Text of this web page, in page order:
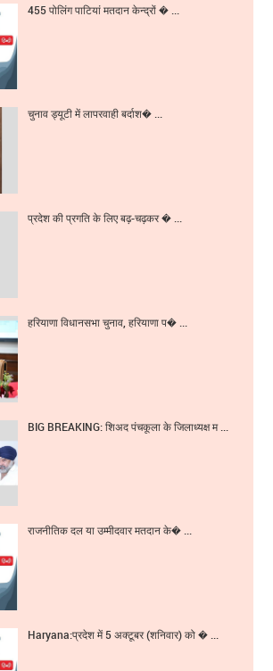
455 पोलिंग पाटियां मतदान केन्द्रों � ...
चुनाव ड्यूटी में लापरवाही बर्दाश� ...
प्रदेश की प्रगति के लिए बढ़-चढ़कर � ...
हरियाणा विधानसभा चुनाव, हरियाणा प� ...
BIG BREAKING: शिअद पंचकूला के जिलाध्यक्ष म ...
राजनीतिक दल या उम्मीदवार मतदान के� ...
Haryana:प्रदेश में 5 अक्टूबर (शनिवार) को � ...